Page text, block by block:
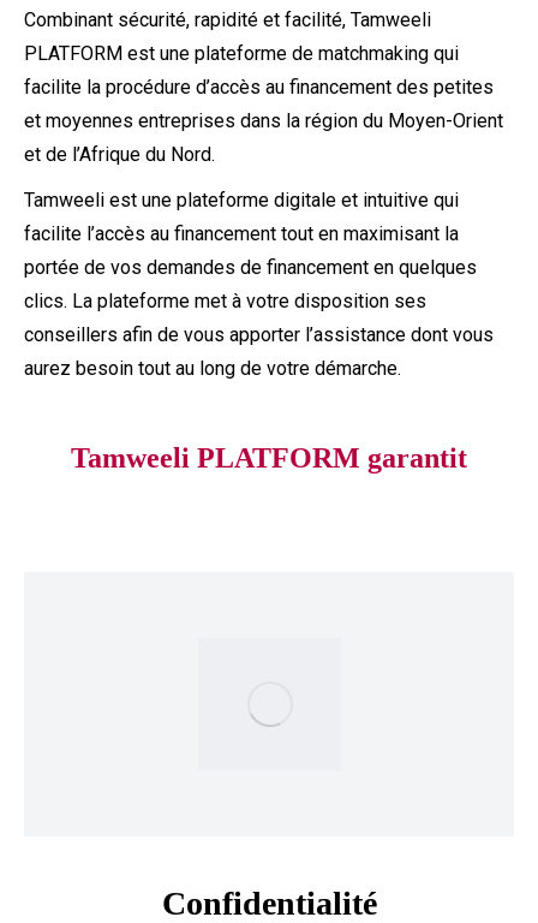
Combinant sécurité, rapidité et facilité, Tamweeli
PLATFORM est une plateforme de matchmaking qui
facilite la procédure d’accès au financement des petites
et moyennes entreprises dans la région du Moyen-Orient
et de l’Afrique du Nord.
Tamweeli est une plateforme digitale et intuitive qui
facilite l’accès au financement tout en maximisant la
portée de vos demandes de financement en quelques
clics. La plateforme met à votre disposition ses
conseillers afin de vous apporter l’assistance dont vous
aurez besoin tout au long de votre démarche.
Tamweeli PLATFORM garantit
Confidentialité